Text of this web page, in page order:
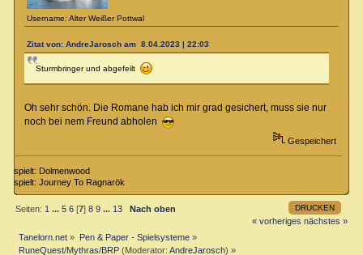
Username: Alter Weißer Pottwal
Zitat von: AndreJarosch am 8.04.2023 | 22:03
Sturmbringer und abgefeilt
Oh sehr schön. Die Romane hab ich mir grad gesichert, muss sie nur
noch bei nem Freund abholen
Gespeichert
spielt: Dolmenwood
spielt: Journey To Ragnarök
DRUCKEN
Seiten: 1 ...5 6 [7]8 9 ... 13
Nach oben
« vorheriges nächstes »
Tanelorn.net » Pen & Paper - Spielsysteme»
RuneQuest/Mythras/BRP (Moderator:AndreJarosch) »